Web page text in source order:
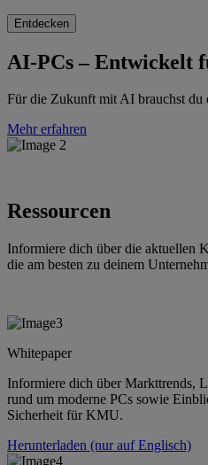
Entdecken
AI-PCs – Entwickelt
Für die Zukunft mit AI brauchst du
Mehr erfahren
Ressourcen
Informiere dich über die aktuellen
die am besten zu deinem
Whitepaper
Informiere dich über Markttrends,
rund um moderne PCs sowie
Sicherheit für KMU.
Herunterladen (nur auf Englisch)